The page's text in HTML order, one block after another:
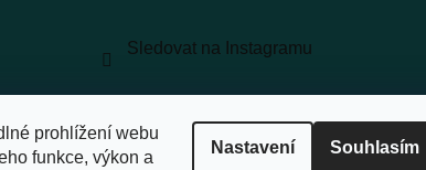
prohlížení webu
funkce, výkon a
Nastavení Souhlasím
Sledovat na Instagramu